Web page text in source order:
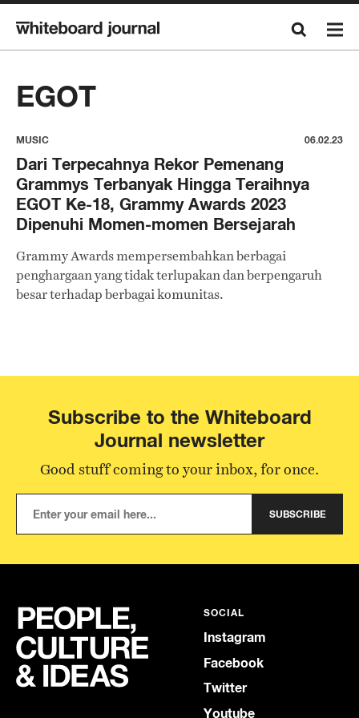
EGOT
MUSIC 06.02.23
Dari Terpecahnya Rekor Pemenang
Grammys Terbanyak Hingga Teraihnya
EGOT Ke-18, Grammy Awards 2023
Dipenuhi Momen-momen Bersejarah
Grammy Awards mempersembahkan berbagai
penghargaan yang tidak terlupakan dan berpengaruh
besar terhadap berbagai komunitas.
Subscribe to the Whiteboard
Journal newsletter
Good stuff coming to your inbox, for once.
SUBSCRIBE
SOCIAL
Instagram
Facebook
Twitter
Youtube